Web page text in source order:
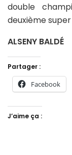
double
deuxième
ALSENY BALDÉ
Partager :
Facebook
J’aime ça :